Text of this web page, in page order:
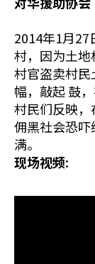
2014年1月27
村，因为土
村官盗卖村
幅，敲起 鼓
村民们反映
佣黑社会恐
满。
现场视频: